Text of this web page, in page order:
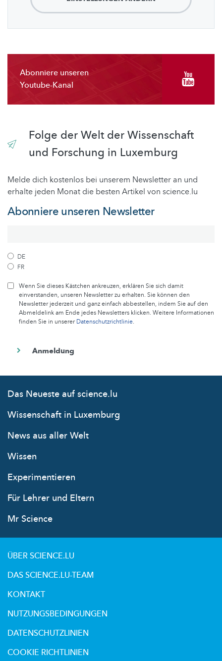
Abonniere unseren
Youtube-Kanal
Folge der Welt der Wissenschaft
und Forschung in Luxemburg
Melde dich kostenlos bei unserem Newsletter an und
erhalte jeden Monat die besten Artikel von science.lu
Abonniere unseren Newsletter
DE
FR
Wenn Sie dieses Kästchen ankreuzen, erklären Sie sich damit
einverstanden, unseren Newsletter zu erhalten. Sie können den
Newsletter jederzeit und ganz einfach abbestellen, indem Sie auf den
Abmeldelink am Ende jedes Newsletters klicken. Weitere Informationen
finden Sie in unsererDatenschutzrichtlinie.
Das Neueste auf science.lu
Wissenschaft in Luxemburg
News aus aller Welt
Wissen
Experimentieren
Für Lehrer und Eltern
Mr Science
ÜBER SCIENCE.LU
DAS SCIENCE.LU-TEAM
KONTAKT
NUTZUNGSBEDINGUNGEN
DATENSCHUTZLINIEN
COOKIE RICHTLINIEN